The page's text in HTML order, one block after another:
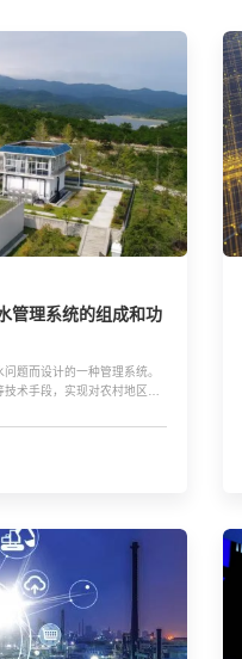
管理系统的组成和功
题而设计的一种管理系统。
术手段，实现对农村地区饮